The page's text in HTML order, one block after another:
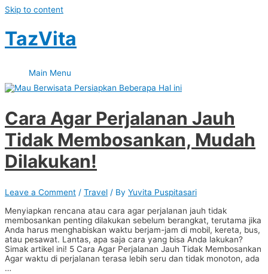
Skip to content
TazVita
Main Menu
Cara Agar Perjalanan Jauh
Tidak Membosankan, Mudah
Dilakukan!
Leave a Comment / Travel / By Yuvita Puspitasari
Menyiapkan rencana atau cara agar perjalanan jauh tidak
membosankan penting dilakukan sebelum berangkat, terutama jika
Anda harus menghabiskan waktu berjam-jam di mobil, kereta, bus,
atau pesawat. Lantas, apa saja cara yang bisa Anda lakukan?
Simak artikel ini! 5 Cara Agar Perjalanan Jauh Tidak Membosankan
Agar waktu di perjalanan terasa lebih seru dan tidak monoton, ada
…